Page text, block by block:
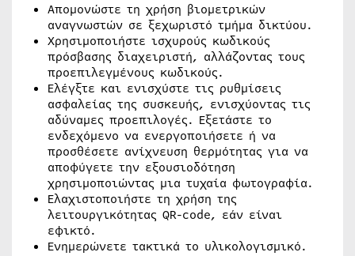
Απομονώστε τη χρήση βιομετρικών
αναγνωστών σε ξεχωριστό τμήμα δικτύου.
Χρησιμοποιήστε ισχυρούς κωδικούς
πρόσβασης διαχειριστή, αλλάζοντας τους
προεπιλεγμένους κωδικούς.
Ελέγξτε και ενισχύστε τις ρυθμίσεις
ασφαλείας της συσκευής, ενισχύοντας τις
αδύναμες προεπιλογές. Εξετάστε το
ενδεχόμενο να ενεργοποιήσετε ή να
προσθέσετε ανίχνευση θερμότητας για να
αποφύγετε την εξουσιοδότηση
χρησιμοποιώντας μια τυχαία φωτογραφία.
Ελαχιστοποιήστε τη χρήση της
λειτουργικότητας QR-code, εάν είναι
εφικτό.
Ενημερώνετε τακτικά το υλικολογισμικό.